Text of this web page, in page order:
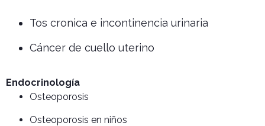
Tos cronica e incontinencia urinaria
Cáncer de cuello uterino
Endocrinología
Osteoporosis
Osteoporosis en niños